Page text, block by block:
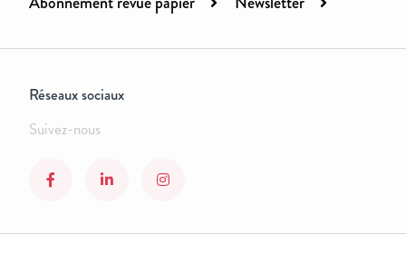
Réseaux sociaux
Suivez-nous